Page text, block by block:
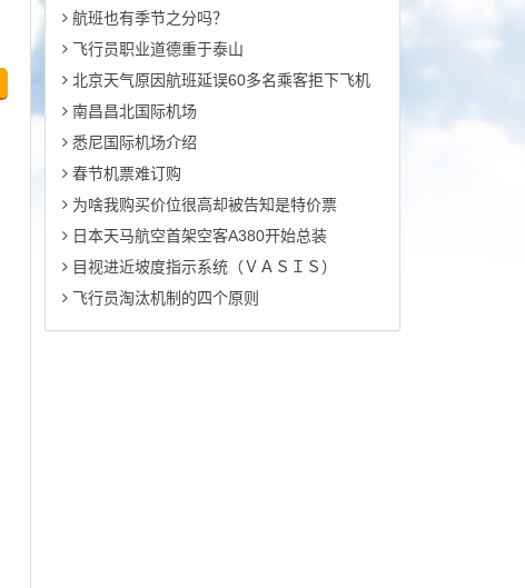
航班也有季节之分吗？
飞行员职业道德重于泰山
北京天气原因航班延误60多名乘客拒下飞机
南昌昌北国际机场
悉尼国际机场介绍
春节机票难订购
为啥我购买价位很高却被告知是特价票
日本天马航空首架空客A380开始总装
目视进近坡度指示系统（ＶＡＳＩＳ）
飞行员淘汰机制的四个原则